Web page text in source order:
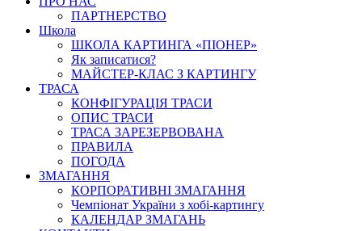
ПАРТНЕРСТВО
Школа
ШКОЛА КАРТИНГА «ПІОНЕР»
Як записатися?
МАЙСТЕР-КЛАС З КАРТИНГУ
ТРАСА
КОНФІГУРАЦІЯ ТРАСИ
ОПИС ТРАСИ
ТРАСА ЗАРЕЗЕРВОВАНА
ПРАВИЛА
ПОГОДА
ЗМАГАННЯ
КОРПОРАТИВНІ ЗМАГАННЯ
Чемпіонат України з хобі-картингу
КАЛЕНДАР ЗМАГАНЬ